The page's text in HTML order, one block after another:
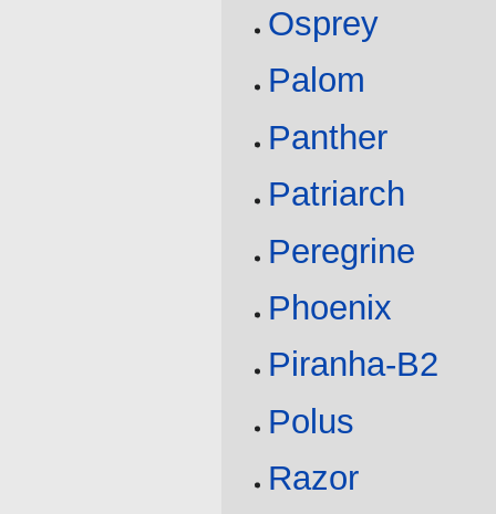
Osprey
Palom
Panther
Patriarch
Peregrine
Phoenix
Piranha-B2
Polus
Razor